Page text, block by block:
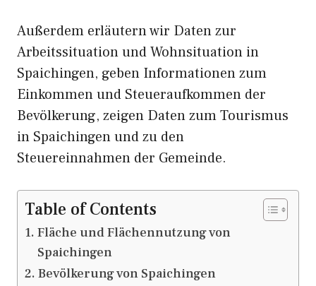
Außerdem erläutern wir Daten zur
Arbeitssituation und Wohnsituation in
Spaichingen, geben Informationen zum
Einkommen und Steueraufkommen der
Bevölkerung, zeigen Daten zum Tourismus
in Spaichingen und zu den
Steuereinnahmen der Gemeinde.
Table of Contents
Fläche und Flächennutzung von
Spaichingen
Bevölkerung von Spaichingen